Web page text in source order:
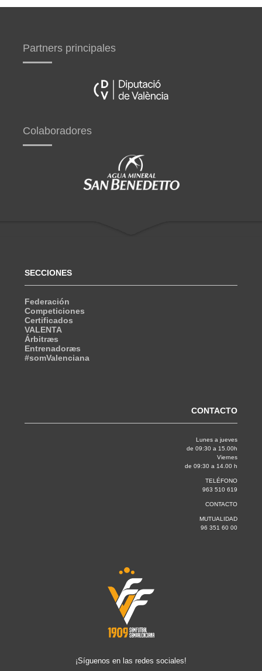
Partners principales
Colaboradores
SECCIONES
Federación
Competiciones
Certificados
VALENTA
Árbitræs
Entrenadoræs
#somValenciana
CONTACTO
Lunes a jueves
de 09:30 a 15.00h
Viernes
de 09:30 a 14.00 h
TELÉFONO
963 510 619
CONTACTO
MUTUALIDAD
96 351 60 00
¡Síguenos en las redes sociales!